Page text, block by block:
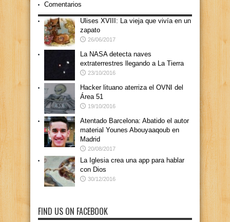
Comentarios
Ulises XVIII: La vieja que vivía en un
zapato
26/06/2017
La NASA detecta naves
extraterrestres llegando a La Tierra
23/10/2016
Hacker lituano aterriza el OVNI del
Área 51
19/10/2016
Atentado Barcelona: Abatido el autor
material Younes Abouyaaqoub en
Madrid
20/08/2017
La Iglesia crea una app para hablar
con Dios
30/12/2016
FIND US ON FACEBOOK